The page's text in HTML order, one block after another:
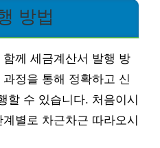
방법
께 세금계산서 발행 방
정을 통해 정확하고 신
할 수 있습니다. 처음이시
별로 차근차근 따라오시